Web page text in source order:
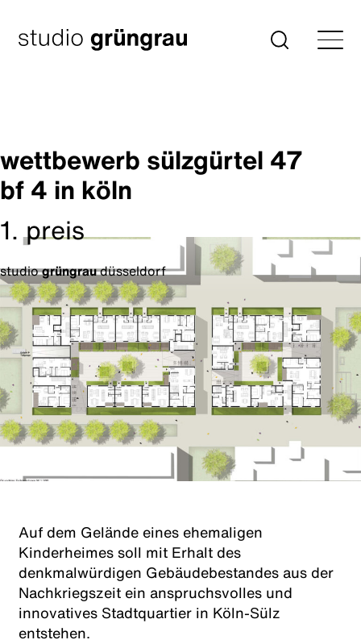
Inhalt
springen
Startseite Suche
wettbewerb sülzgürtel 47
bf 4 in köln
1. preis
studiogrüngraudüsseldorf
Auf dem Gelände eines ehemaligen
Kinderheimes soll mit Erhalt des
denkmalwürdigen Gebäudebestandes aus der
Nachkriegszeit ein anspruchsvolles und
innovatives Stadtquartier in Köln-Sülz
entstehen.